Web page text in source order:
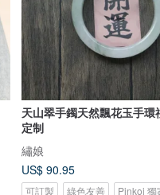
天山翠手鐲天然飄花玉手環
定制
繡娘
US$ 90.95
可訂製 綠色友善 Pinkoi 獨